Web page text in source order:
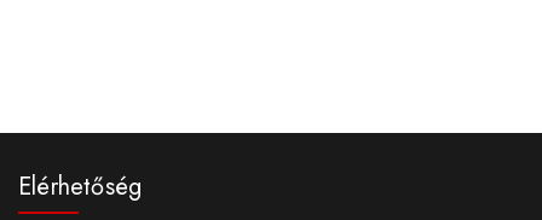
Elérhetőség